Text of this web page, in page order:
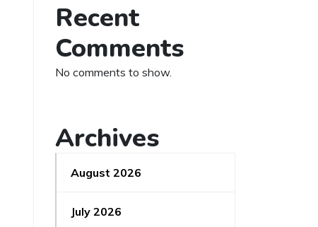
Recent
Comments
No comments to show.
Archives
August 2026
July 2026